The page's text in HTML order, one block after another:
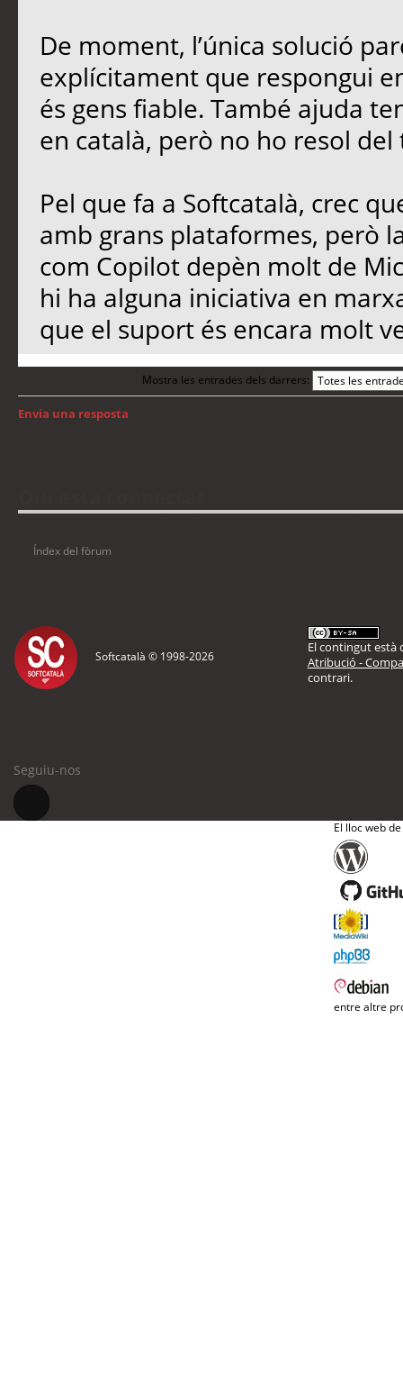
De moment, l’única solució
explícitament que respongui
és gens fiable. També ajuda
en català, però no ho resol del
Pel que fa a Softcatalà, crec
amb grans plataformes, però
com Copilot depèn molt de
hi ha alguna iniciativa en
que el suport és encara molt
Mostra les entrades dels darrers:
Envia una resposta
Índex del fòrum
Softcatalà © 1998-2026
El contingut està
Atribució -
contrari.
Seguiu-nos
El lloc web
entre altre